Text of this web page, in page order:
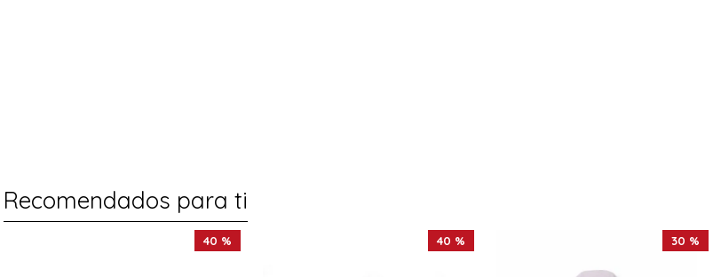
Recomendados para ti
40 % 40 % 30 %